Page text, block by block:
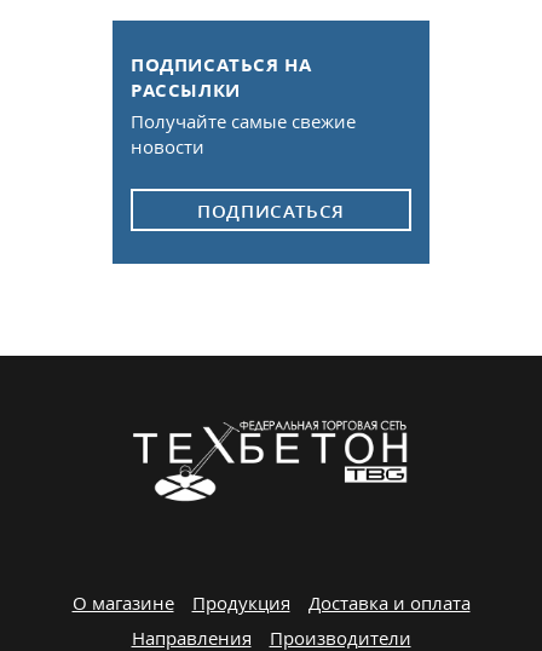
ПОДПИСАТЬСЯ НА
РАССЫЛКИ
Получайте самые свежие
новости
ПОДПИСАТЬСЯ
О магазине Продукция
Доставка и оплата
Направления
Производители